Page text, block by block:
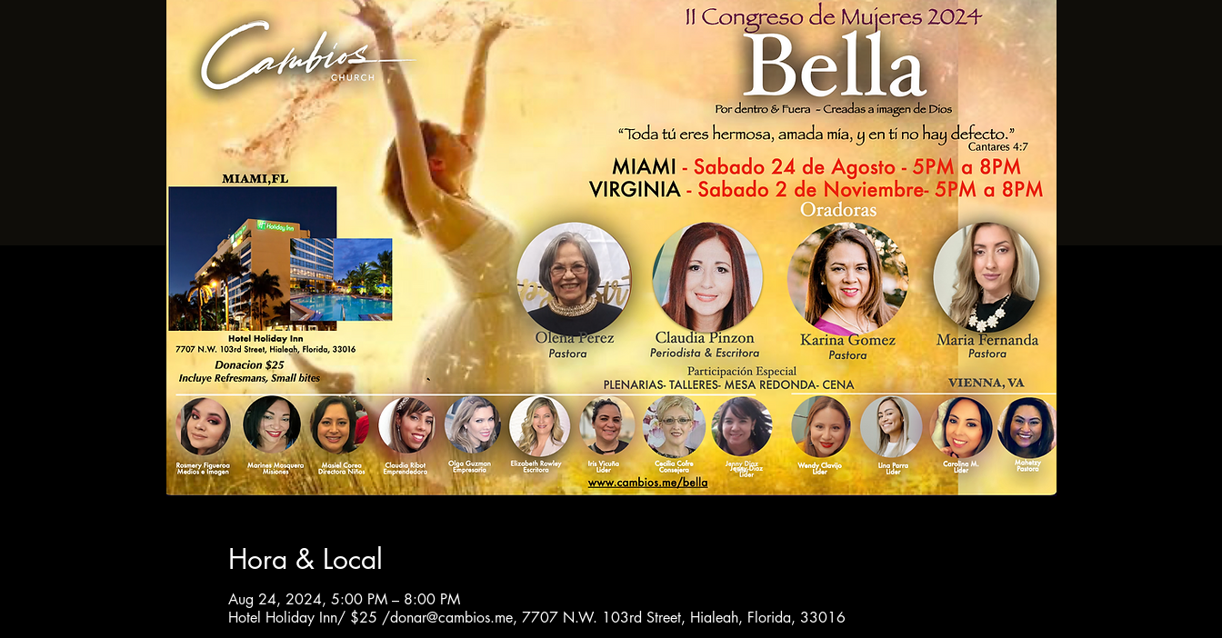
Hora & Local
Aug 24, 2024, 5:00 PM – 8:00 PM
Hotel Holiday Inn/ $25 /donar@cambios.me, 7707 N.W. 103rd Street, Hialeah, Florida, 33016